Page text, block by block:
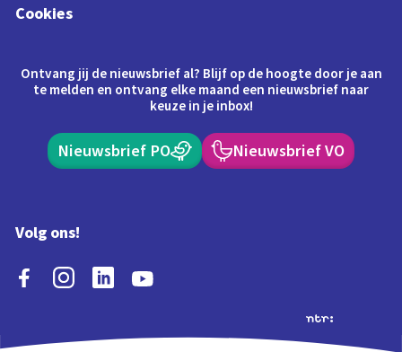
Cookies
Ontvang jij de nieuwsbrief al? Blijf op de hoogte door je aan
te melden en ontvang elke maand een nieuwsbrief naar
keuze in je inbox!
Nieuwsbrief PO Nieuwsbrief VO
Volg ons!